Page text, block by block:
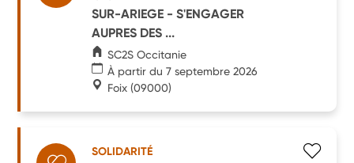
SUR-ARIEGE - S'ENGAGER
AUPRES DES ...
SC2S Occitanie
À partir du 7 septembre 2026
Foix (09000)
SOLIDARITÉ